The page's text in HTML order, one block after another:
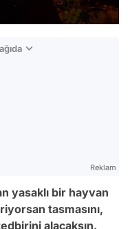
Reklam
yasaklı bir hayvan
tasmasını,
alacaksın.